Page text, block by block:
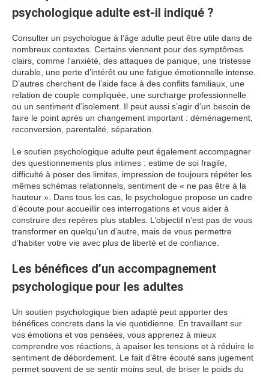
psychologique adulte est-il indiqué ?
Consulter un psychologue à l’âge adulte peut être utile dans de
nombreux contextes. Certains viennent pour des symptômes
clairs, comme l’anxiété, des attaques de panique, une tristesse
durable, une perte d’intérêt ou une fatigue émotionnelle intense.
D’autres cherchent de l’aide face à des conflits familiaux, une
relation de couple compliquée, une surcharge professionnelle
ou un sentiment d’isolement. Il peut aussi s’agir d’un besoin de
faire le point après un changement important : déménagement,
reconversion, parentalité, séparation.
Le soutien psychologique adulte peut également accompagner
des questionnements plus intimes : estime de soi fragile,
difficulté à poser des limites, impression de toujours répéter les
mêmes schémas relationnels, sentiment de « ne pas être à la
hauteur ». Dans tous les cas, le psychologue propose un cadre
d’écoute pour accueillir ces interrogations et vous aider à
construire des repères plus stables. L’objectif n’est pas de vous
transformer en quelqu’un d’autre, mais de vous permettre
d’habiter votre vie avec plus de liberté et de confiance.
Les bénéfices d’un accompagnement
psychologique pour les adultes
Un soutien psychologique bien adapté peut apporter des
bénéfices concrets dans la vie quotidienne. En travaillant sur
vos émotions et vos pensées, vous apprenez à mieux
comprendre vos réactions, à apaiser les tensions et à réduire le
sentiment de débordement. Le fait d’être écouté sans jugement
permet souvent de se sentir moins seul, de briser le poids du